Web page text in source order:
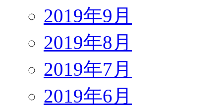
2019年9月
2019年8月
2019年7月
2019年6月